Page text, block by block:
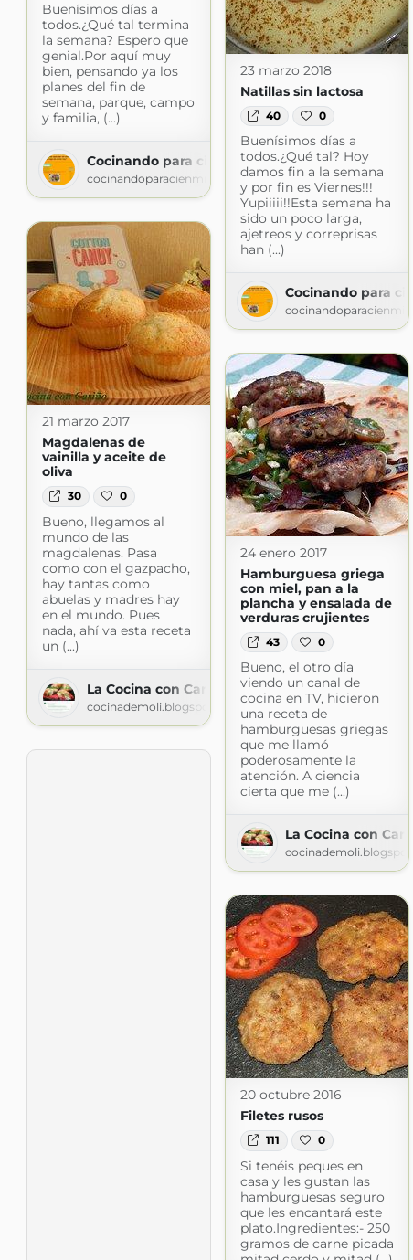
Buenísimos días a
todos.¿Qué tal termina
la semana? Espero que
genial.Por aquí muy
bien, pensando ya los
planes del fin de
semana, parque, campo
y familia, (...)
Cocinando para cien mil vikingos, ¿Qué hago de
cocinandoparacienmilvikingos.blogspot.com
23 marzo 2018
Natillas sin lactosa
40 0
Buenísimos días a
todos.¿Qué tal? Hoy
damos fin a la semana
y por fin es Viernes!!!
Yupiiiii!!Esta semana ha
sido un poco larga,
ajetreos y correprisas
han (...)
Cocinando para
21 marzo 2017
Magdalenas de
vainilla y aceite de
oliva
30 0
Bueno, llegamos al
mundo de las
magdalenas. Pasa
como con el gazpacho,
hay tantas como
abuelas y madres hay
en el mundo. Pues
nada, ahí va esta receta
un (...)
La Cocina con Cariño
cocinademoli.blogspot.com
24 enero 2017
Hamburguesa griega
con miel, pan a la
plancha y ensalada de
verduras crujientes
43 0
Bueno, el otro día
viendo un canal de
cocina en TV, hicieron
una receta de
hamburguesas griegas
que me llamó
poderosamente la
atención. A ciencia
cierta que me (...)
La Cocina con
20 octubre 2016
Filetes rusos
111 0
Si tenéis peques en
casa y les gustan las
hamburguesas seguro
que les encantará este
plato.Ingredientes:- 250
gramos de carne picada